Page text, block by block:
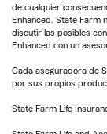
de cualquier
Enhanced. State Farm
discutir las posibles
Enhanced con un
Cada aseguradora de
por sus propios
State Farm Life